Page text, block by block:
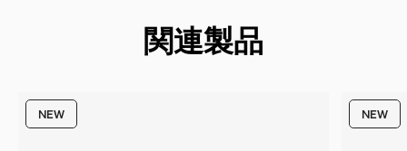
関連製品
NEW NEW